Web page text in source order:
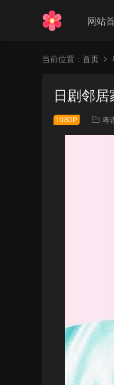
网站
当前位置： 首页
日剧邻
1080P 粤